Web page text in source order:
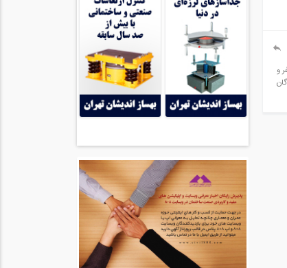
ساختمان فعال هستند پرسشی دارم.به نظرتون ساخت آپارتمان بصورت گروهی و با مشارکت 5،6 نفر و